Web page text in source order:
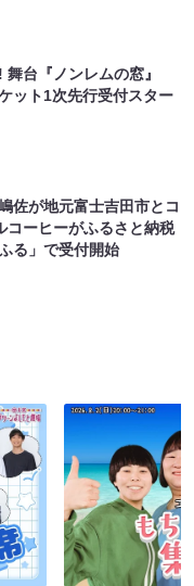
台『ノンレムの窓』
ット1次先行受付スター
佐が地元富士吉田市とコ
コーヒーがふるさと納税
る」で受付開始